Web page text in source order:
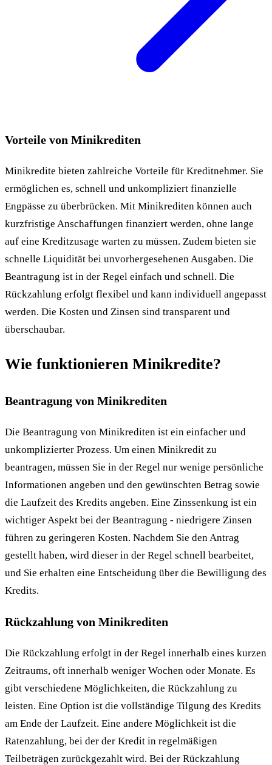
Vorteile von Minikrediten
Minikredite bieten zahlreiche Vorteile für Kreditnehmer. Sie
ermöglichen es, schnell und unkompliziert finanzielle
Engpässe zu überbrücken. Mit Minikrediten können auch
kurzfristige Anschaffungen finanziert werden, ohne lange
auf eine Kreditzusage warten zu müssen. Zudem bieten sie
schnelle Liquidität bei unvorhergesehenen Ausgaben. Die
Beantragung ist in der Regel einfach und schnell. Die
Rückzahlung erfolgt flexibel und kann individuell angepasst
werden. Die Kosten und Zinsen sind transparent und
überschaubar.
Wie funktionieren Minikredite?
Beantragung von Minikrediten
Die Beantragung von Minikrediten ist ein einfacher und
unkomplizierter Prozess. Um einen Minikredit zu
beantragen, müssen Sie in der Regel nur wenige persönliche
Informationen angeben und den gewünschten Betrag sowie
die Laufzeit des Kredits angeben. Eine Zinssenkung ist ein
wichtiger Aspekt bei der Beantragung - niedrigere Zinsen
führen zu geringeren Kosten. Nachdem Sie den Antrag
gestellt haben, wird dieser in der Regel schnell bearbeitet,
und Sie erhalten eine Entscheidung über die Bewilligung des
Kredits.
Rückzahlung von Minikrediten
Die Rückzahlung erfolgt in der Regel innerhalb eines kurzen
Zeitraums, oft innerhalb weniger Wochen oder Monate. Es
gibt verschiedene Möglichkeiten, die Rückzahlung zu
leisten. Eine Option ist die vollständige Tilgung des Kredits
am Ende der Laufzeit. Eine andere Möglichkeit ist die
Ratenzahlung, bei der der Kredit in regelmäßigen
Teilbeträgen zurückgezahlt wird. Bei der Rückzahlung